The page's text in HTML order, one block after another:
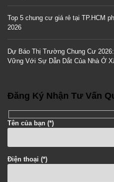
Top 5 chung cư giá rẻ tại TP.HCM
2026
Dự Báo Thị Trường Chung Cư
Vững Với Sự Dẫn Dắt Của Nhà Ở
Đăng Ký Nhận Tư Vấn
Tên của bạn (*)
Điện thoại (*)